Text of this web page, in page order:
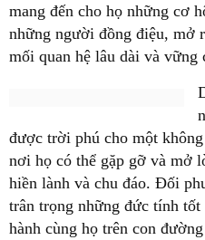
mang đến cho họ những cơ
những người đồng điệu, mở
mối quan hệ lâu dài và vững
được trời phú cho một
nơi họ có thể gặp gỡ và mở
hiền lành và chu đáo. Đối
trân trọng những đức tính tốt
hành cùng họ trên con